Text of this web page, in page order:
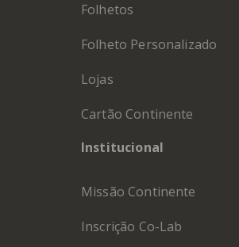
Folhetos
Folheto Personalizado
Lojas
Cartão Continente
Institucional
Missão Continente
Inscrição Co-Lab